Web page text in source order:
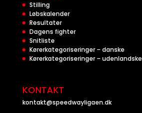
Stilling
Løbskalender
Resultater
Dagens fighter
Snitliste
Kørerkategoriseringer – danske
Kørerkategoriseringer – udenlandske
KONTAKT
kontakt@speedwayligaen.dk